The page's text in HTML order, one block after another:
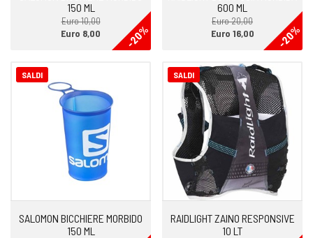
150 ML
Euro 10,00
-20%
Euro 8,00
600 ML
Euro 20,00
-20%
Euro 16,00
SALDI
SALOMON BICCHIERE MORBIDO
150 ML
SALDI
RAIDLIGHT ZAINO RESPONSIVE
10 LT